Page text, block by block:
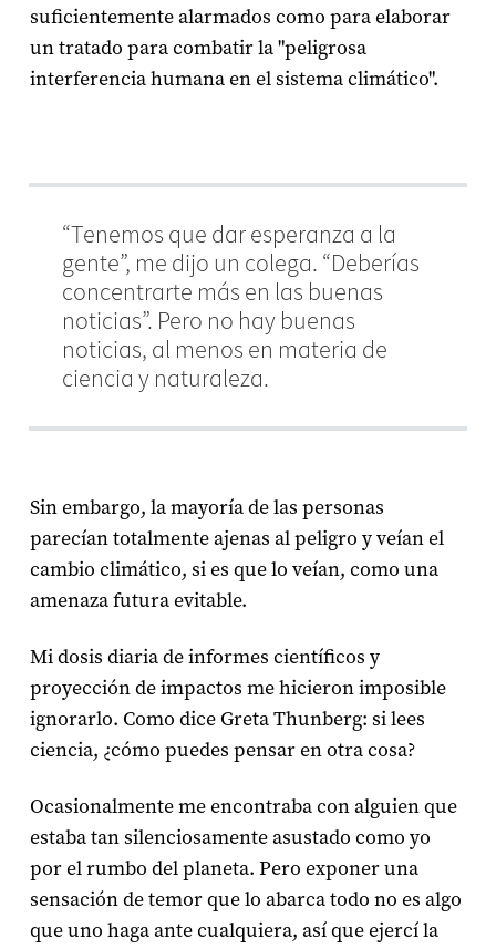
suficientemente alarmados como para elaborar
un tratado para combatir la "peligrosa
interferencia humana en el sistema climático".
“Tenemos que dar esperanza a la
gente”, me dijo un colega. “Deberías
concentrarte más en las buenas
noticias”. Pero no hay buenas
noticias, al menos en materia de
ciencia y naturaleza.
Sin embargo, la mayoría de las personas
parecían totalmente ajenas al peligro y veían el
cambio climático, si es que lo veían, como una
amenaza futura evitable.
Mi dosis diaria de informes científicos y
proyección de impactos me hicieron imposible
ignorarlo. Como dice Greta Thunberg: si lees
ciencia, ¿cómo puedes pensar en otra cosa?
Ocasionalmente me encontraba con alguien que
estaba tan silenciosamente asustado como yo
por el rumbo del planeta. Pero exponer una
sensación de temor que lo abarca todo no es algo
que uno haga ante cualquiera, así que ejercí la